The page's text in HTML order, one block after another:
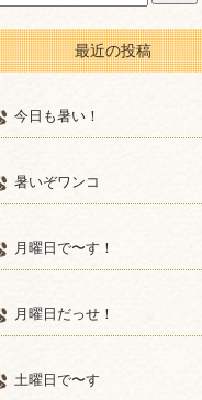
最近の投稿
今日も暑い！
暑いぞワンコ
月曜日で〜す！
月曜日だっせ！
土曜日で〜す